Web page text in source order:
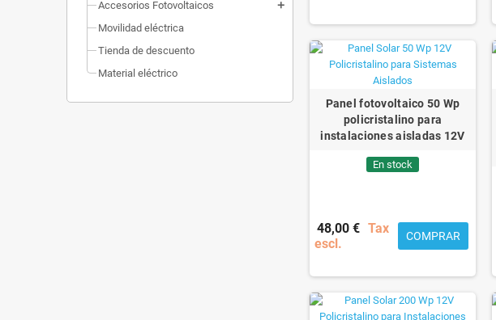
Accesorios Fotovoltaicos
add
Movilidad eléctrica
Tienda de descuento
Material eléctrico
Panel fotovoltaico 50 Wp
policristalino para
instalaciones aisladas 12V
En stock
48,00 € Tax
escl.
COMPRAR